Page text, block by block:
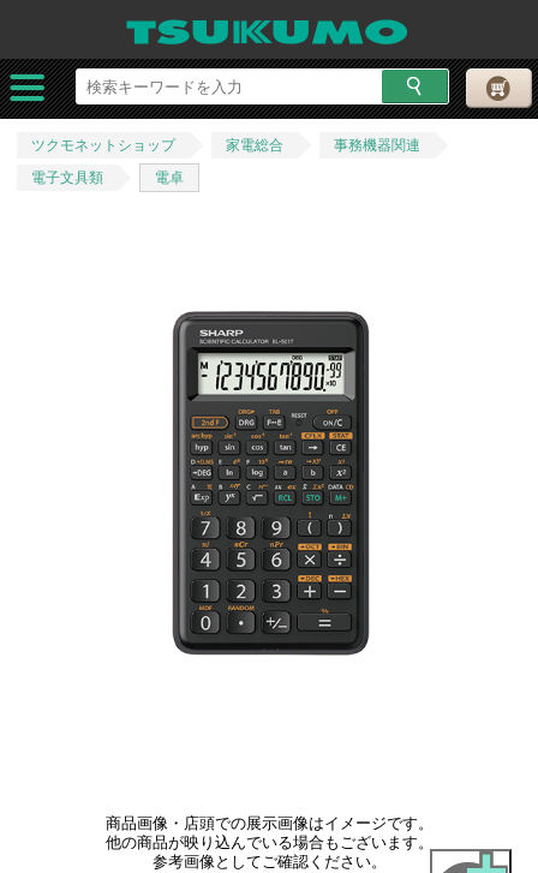
ツクモネットショップ 家電総合
事務機器関連
電子文具類
電卓
商品画像・店頭での展示画像はイメージです。
他の商品が映り込んでいる場合もございます。
参考画像としてご確認ください。